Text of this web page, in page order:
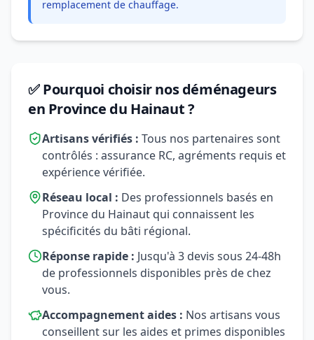
remplacement de chauffage.
✅ Pourquoi choisir nos déménageurs
en Province du Hainaut ?
Artisans vérifiés : Tous nos partenaires sont
contrôlés : assurance RC, agréments requis et
expérience vérifiée.
Réseau local : Des professionnels basés en
Province du Hainaut qui connaissent les
spécificités du bâti régional.
Réponse rapide : Jusqu'à 3 devis sous 24-48h
de professionnels disponibles près de chez
vous.
Accompagnement aides : Nos artisans vous
conseillent sur les aides et primes disponibles